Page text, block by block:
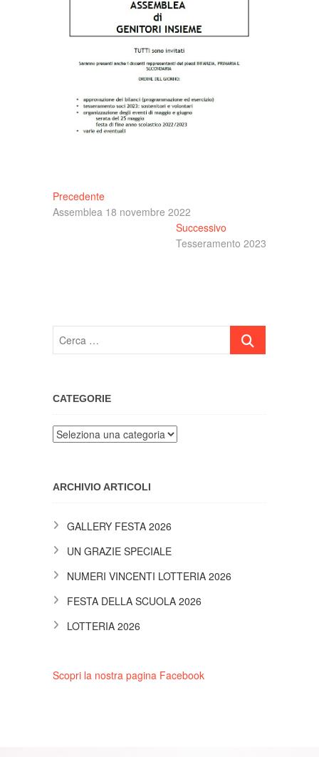
Navigazione
articoli
PrecedenteArticolo
precedente:
Assemblea 18 novembre 2022
Successivo
successivo:
Tesseramento 2023
Cerca
CATEGORIE
Categorie
ARCHIVIO ARTICOLI
GALLERY FESTA 2026
UN GRAZIE SPECIALE
NUMERI VINCENTI LOTTERIA 2026
FESTA DELLA SCUOLA 2026
LOTTERIA 2026
Scopri la nostra pagina Facebook